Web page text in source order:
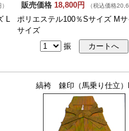
L
販売価格 18,800円 （税込価格
ポリエステル100％Sサイズ M
サイズ
振
縞袴 錬印（馬乗り仕立）